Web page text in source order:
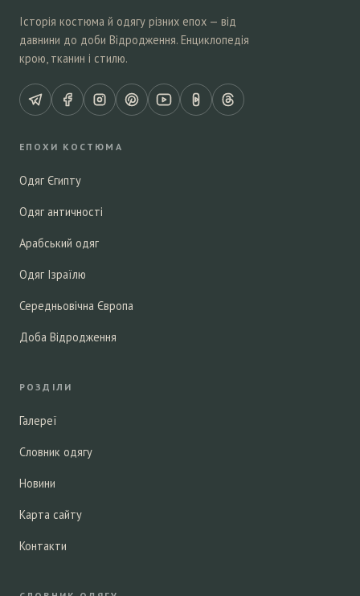
Історія костюма й одягу різних епох — від
давнини до доби Відродження. Енциклопедія
крою, тканин і стилю.
ЕПОХИ КОСТЮМА
Одяг Єгипту
Одяг античності
Арабський одяг
Одяг Ізраїлю
Середньовічна Європа
Доба Відродження
РОЗДІЛИ
Галереї
Словник одягу
Новини
Карта сайту
Контакти